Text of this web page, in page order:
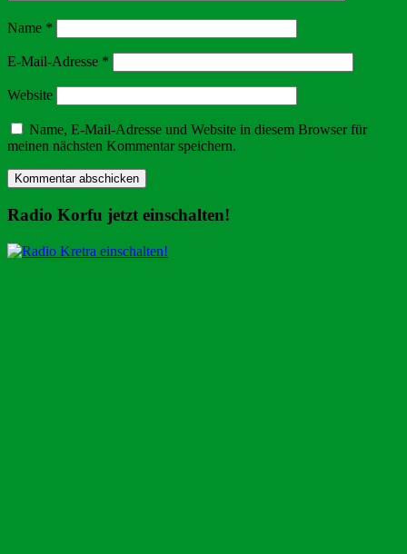
Name *
E-Mail-Adresse *
Website
Name, E-Mail-Adresse und Website in diesem Browser für
meinen nächsten Kommentar speichern.
Radio Korfu jetzt einschalten!